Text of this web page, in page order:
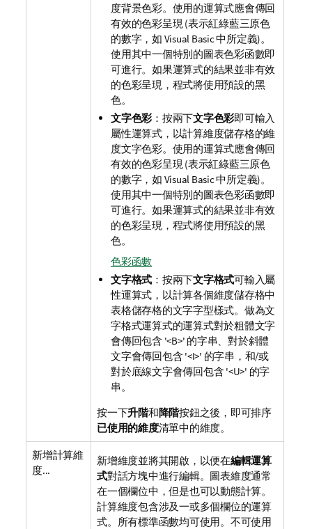
度背景色彩。使用的運算式應會傳回
有效的色彩呈現 (表示紅綠藍三原色
的數字，如 Visual Basic 中所定義)。
使用其中一個特別的圖表色彩函數即
可進行。如果運算式的結果並非有效
的色彩呈現，程式將使用預設的黑
色。
文字色彩 ：按兩下文字色彩即可輸入
屬性運算式，以計算維度儲存格的維
度文字色彩。使用的運算式應會傳回
有效的色彩呈現 (表示紅綠藍三原色
的數字，如 Visual Basic 中所定義)。
使用其中一個特別的圖表色彩函數即
可進行。如果運算式的結果並非有效
的色彩呈現，程式將使用預設的黑
色。
色彩函數
文字格式 ：按兩下文字格式可輸入屬
性運算式，以計算各個維度儲存格中
表格儲存格的文字字型樣式。做為文
字格式運算式的運算式對於粗體文字
會傳回包含 '<B>' 的字串、對於斜體
文字會傳回包含 '<I>' 的字串，和/或
對於底線文字會傳回包含 '<U>' 的字
串。
按一下升階和降階按鈕之後，即可排序
已使用的維度清單中的維度。
新增計算維
度...
新增維度並將其開啟，以便在編輯運算
式對話方塊中進行編輯。圖表維度通常
在一個欄位中，但是也可以動態計算。
計算維度包含涉及一或多個欄位的運算
式。所有標準函數均可使用。不可使用